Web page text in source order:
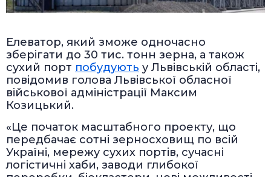
Елеватор, який зможе одночасно
зберігати до 30 тис. тонн зерна, а також
сухий порт побудують у Львівській області,
повідомив голова Львівської обласної
військової адміністрації Максим
Козицький.
«Це початок масштабного проекту, що
передбачає сотні зерносховищ по всій
Україні, мережу сухих портів, сучасні
логістичні хаби, заводи глибокої